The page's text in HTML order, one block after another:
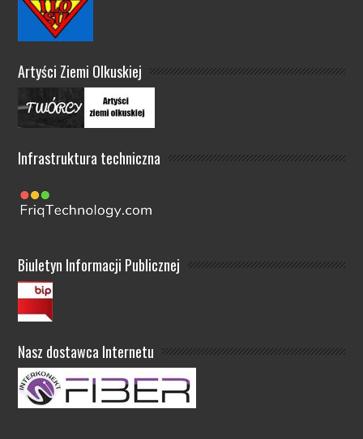
Artyści Ziemi Olkuskiej
Infrastruktura techniczna
Biuletyn Informacji Publicznej
Nasz dostawca Internetu